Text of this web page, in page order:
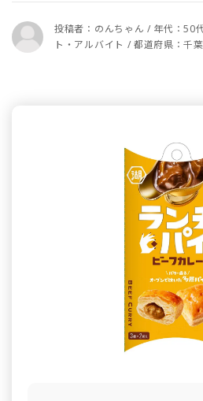
投稿者：のんちゃん / 年代：50
ト・アルバイト / 都道府県：千